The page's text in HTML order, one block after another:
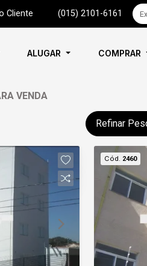
Cliente (015) 2101-6161
ALUGAR COMPRAR
VENDA
Refinar
Cód. 2460